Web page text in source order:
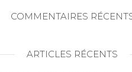
COMMENTAIRES
ARTICLES RÉCENTS